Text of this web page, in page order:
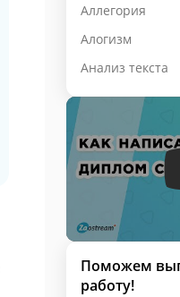
Аллегория
Алогизм
Анализ текста
Поможем
работу!